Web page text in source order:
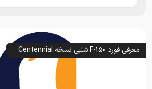
معرفی فورد F-150 شلبی نسخه Centennial